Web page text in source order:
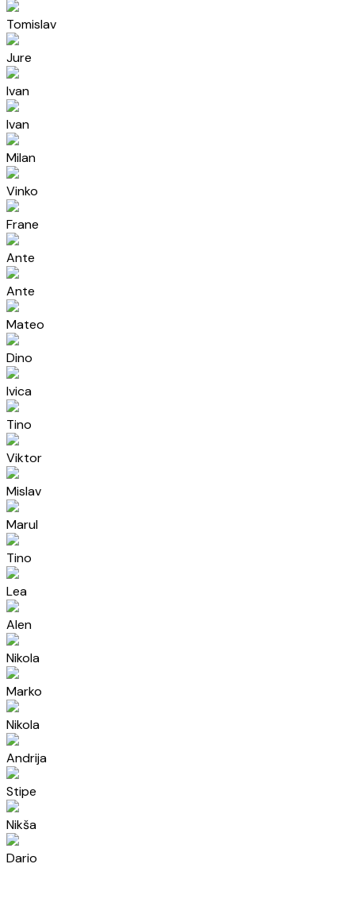
Tomislav
Jure
Ivan
Ivan
Milan
Vinko
Frane
Ante
Ante
Mateo
Dino
Ivica
Tino
Viktor
Mislav
Marul
Tino
Lea
Alen
Nikola
Marko
Nikola
Andrija
Stipe
Nikša
Dario